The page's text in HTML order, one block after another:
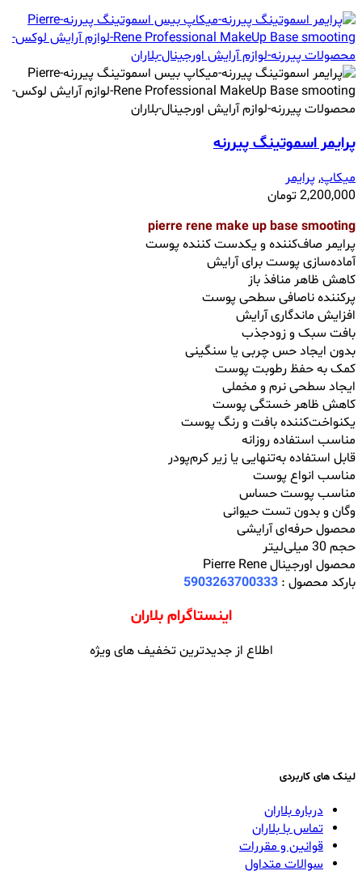
پرایمر اسموتینگ پیررنه
میکاپ,پرایمر
2,200,000تومان
pierre rene make up base smooting
پرایمر صاف‌کننده و یکدست کننده پوست
آماده‌سازی پوست برای آرایش
کاهش ظاهر منافذ باز
پرکننده ناصافی‌ سطحی پوست
افزایش ماندگاری آرایش
بافت سبک و زودجذب
بدون ایجاد حس چربی یا سنگینی
کمک به حفظ رطوبت پوست
ایجاد سطحی نرم و مخملی
کاهش ظاهر خستگی پوست
یکنواخت‌کننده بافت و رنگ پوست
مناسب استفاده روزانه
قابل استفاده به‌تنهایی یا زیر کرم‌پودر
مناسب انواع پوست
مناسب پوست حساس
وگان و بدون تست حیوانی
محصول حرفه‌ای آرایشی
حجم 30 میلی‌لیتر
محصول اورجینال Pierre Rene
بارکد محصول : 5903263700333
اینستاگرام بلاران
اطلاع از جدیدترین تخفیف های ویژه
لینک های کاربردی
درباره بلاران
تماس با بلاران
قوانین و مقررات
سوالات متداول